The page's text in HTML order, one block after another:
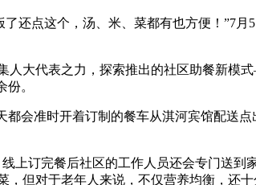
点这个，汤、米、菜都有也方便！”7月
代表之力，探索推出的社区助餐新模
。
会准时开着订制的餐车从淇河宾馆配送
订完餐后社区的工作人员还会专门送到
但对于老年人来说，不仅营养均衡，还